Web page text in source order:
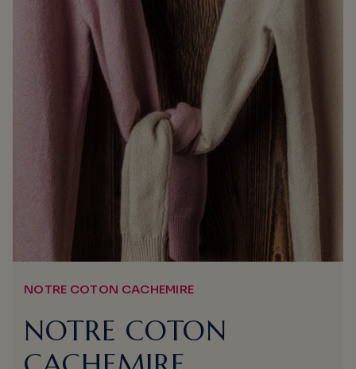
NOTRE COTON CACHEMIRE
NOTRE COTON